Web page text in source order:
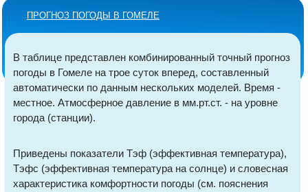
ПРОГНОЗ ПОГОДЫ В ГОМЕЛЕ
В таблице представлен комбинированный точный прогноз
погоды в Гомеле на трое суток вперед, составленный
автоматически по данным нескольких моделей. Время -
местное. Атмосферное давление в мм.рт.ст. - на уровне
города (станции).
Приведены показатели Тэф (эффективная температура),
Тэфс (эффективная температура на солнце) и словесная
характеристика комфортности погоды (см. пояснения